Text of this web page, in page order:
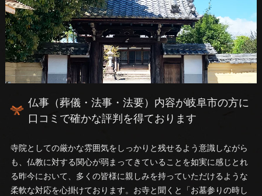
仏事（葬儀・法事・法要）内容が岐阜市の方に
口コミで確かな評判を得ております
寺院としての厳かな雰囲気をしっかりと残せるよう意識しながら
も、仏教に対する関心が弱まってきていることを如実に感じとれ
る昨今において、多くの皆様に親しみを持っていただけるような
柔軟な対応を心掛けております。お寺と聞くと「お墓参りの時し